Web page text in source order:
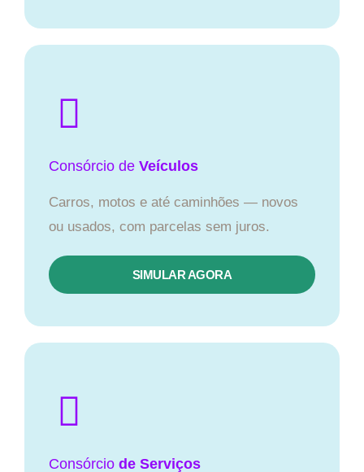
Consórcio de Veículos
Carros, motos e até caminhões — novos
ou usados, com parcelas sem juros.
SIMULAR AGORA
Consórcio de Serviços